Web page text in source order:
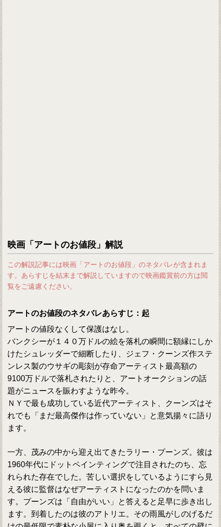
映画「アートのお値段」解説
この解説記事には映画「アートのお値段」のネタバレが含まれま
す。あらすじを結末まで解説していますので映画鑑賞前の方は閲
覧をご遠慮ください。
アートのお値段のネタバレあらすじ：起
アートの値段なくして保護はなし。
バンクシーが１４０万ドルの絵を落札の瞬間に額縁にしか
けたシュレッダーで細断したり、ジェフ・クーンズ作ステ
ンレス製のウサギの彫刻が存命アーティスト最高額の
9100万ドルで落札されたりと、アートオークションの話
題がニュースを賑わすような昨今。
ＮＹで最も成功している近代アーティスト、クーンズはそ
れでも「まだ最高傑作は作っていない」と意気揚々に語り
ます。
一方、茂みの中から迎え出てきたラリー・プーンズ。彼は
1960年代にドットペインティングで注目されたのち、忘
れられた存在でした。苦しい選択をしているようにすら見
える彼に監督はなぜアーティストになったのかを問いま
す。プーンズは「自由がいい」と答えると足早に歩き出し
ます。到着したのは彼のアトリエ。その雨風がしのげるだ